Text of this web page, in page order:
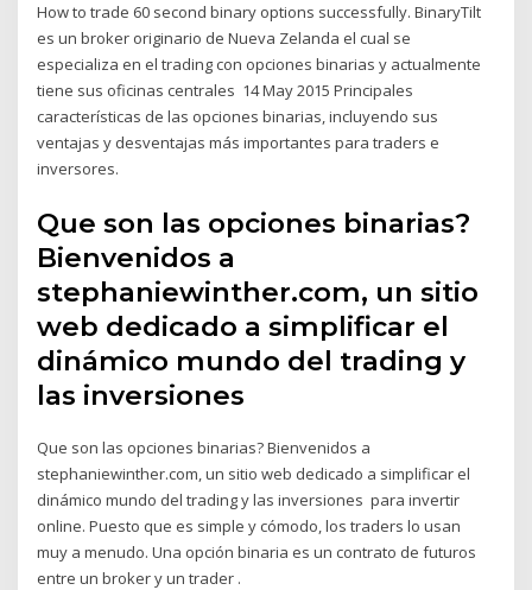
How to trade 60 second binary options successfully. BinaryTilt
es un broker originario de Nueva Zelanda el cual se
especializa en el trading con opciones binarias y actualmente
tiene sus oficinas centrales 14 May 2015 Principales
características de las opciones binarias, incluyendo sus
ventajas y desventajas más importantes para traders e
inversores.
Que son las opciones binarias?
Bienvenidos a
stephaniewinther.com, un sitio
web dedicado a simplificar el
dinámico mundo del trading y
las inversiones
Que son las opciones binarias? Bienvenidos a
stephaniewinther.com, un sitio web dedicado a simplificar el
dinámico mundo del trading y las inversiones para invertir
online. Puesto que es simple y cómodo, los traders lo usan
muy a menudo. Una opción binaria es un contrato de futuros
entre un broker y un trader .